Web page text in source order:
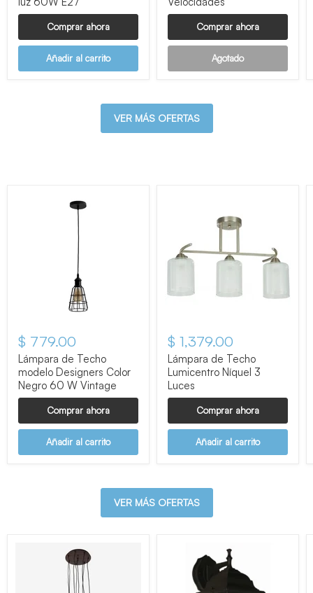
Comprar ahora
Añadir al carrito
Comprar ahora
Agotado
VER MÁS OFERTAS
$ 779.00
Lámpara de Techo
modelo Designers Color
Negro 60 W Vintage
Comprar ahora
Añadir al carrito
$ 1,379.00
Lámpara de Techo
Lumicentro Níquel 3
Luces
Comprar ahora
Añadir al carrito
VER MÁS OFERTAS